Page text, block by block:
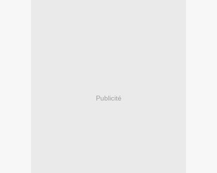
Publicité